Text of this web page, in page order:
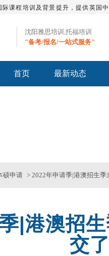
课程培训及背景提升，提供英国
沈阳雅思培训,托福培训
"备考/报名/一站式服务"
首页 最新动态
硕申请 > 2022年申请季|港澳招生
|港澳招
交
SAT词汇班